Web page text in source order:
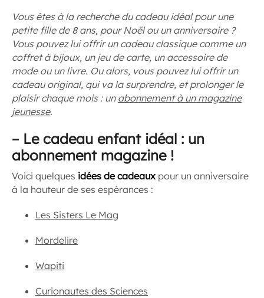
Vous êtes à la recherche du cadeau idéal pour une
petite fille de 8 ans, pour Noël ou un anniversaire ?
Vous pouvez lui offrir un cadeau classique comme un
coffret à bijoux, un jeu de carte, un accessoire de
mode ou un livre. Ou alors, vous pouvez lui offrir un
cadeau original, qui va la surprendre, et prolonger le
plaisir chaque mois : un abonnement à un magazine
jeunesse.
– Le cadeau enfant idéal : un
abonnement magazine !
Voici quelques idées de cadeaux pour un anniversaire
à la hauteur de ses espérances :
Les Sisters Le Mag
Mordelire
Wapiti
Curionautes des Sciences